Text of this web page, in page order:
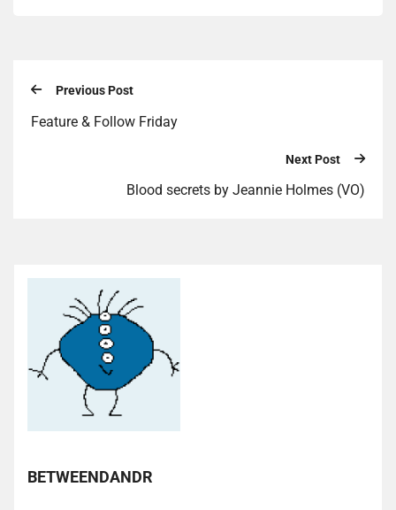
Previous Post
Feature & Follow Friday
Next Post
Blood secrets by Jeannie Holmes (VO)
BETWEENDANDR